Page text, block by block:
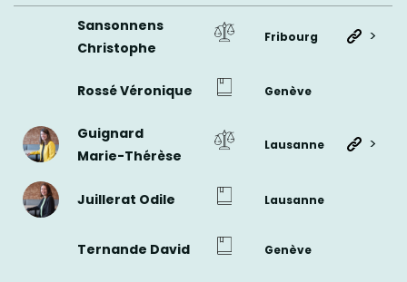
Sansonnens
Christophe
Fribourg >
Rossé Véronique Genève
Guignard
Marie-Thérèse
Lausanne >
Juillerat Odile Lausanne
Ternande David Genève